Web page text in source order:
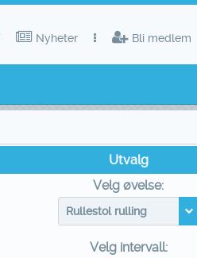
Bli medlem
Nyheter
Utvalg
Velg øvelse:
Rullestol rulling
Velg intervall: